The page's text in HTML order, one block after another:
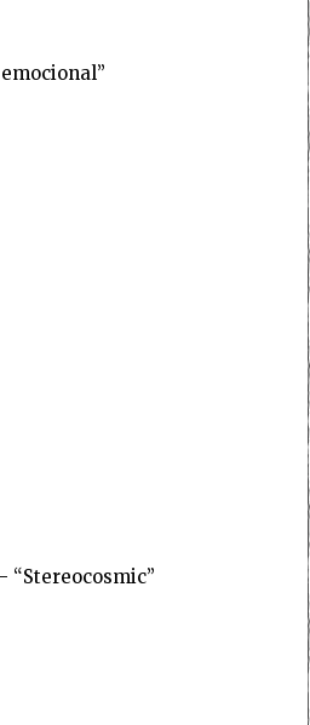
“Stereocosmic”